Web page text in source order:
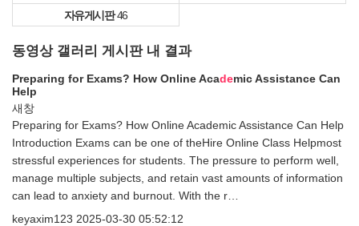
자유게시판 46
동영상 갤러리 게시판 내 결과
Preparing for Exams? How Online Academic Assistance Can
Help
새창
Preparing for Exams? How Online Academic Assistance Can Help
Introduction Exams can be one of theHire Online Class Helpmost
stressful experiences for students. The pressure to perform well,
manage multiple subjects, and retain vast amounts of information
can lead to anxiety and burnout. With the r…
keyaxim123 2025-03-30 05:52:12